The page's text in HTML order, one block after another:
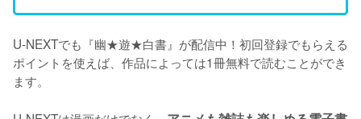
U-NEXTでも『幽★遊★白書』が配信中！初回登録でもらえる
ポイントを使えば、作品によっては1冊無料で読むことができ
ます。